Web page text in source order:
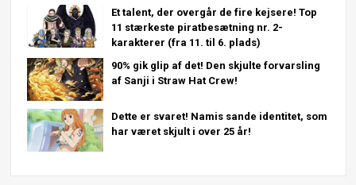
Et talent, der overgår de fire kejsere! Top
11 stærkeste piratbesætning nr. 2-
karakterer (fra 11. til 6. plads)
90% gik glip af det! Den skjulte forvarsling
af Sanji i Straw Hat Crew!
Dette er svaret! Namis sande identitet, som
har været skjult i over 25 år!